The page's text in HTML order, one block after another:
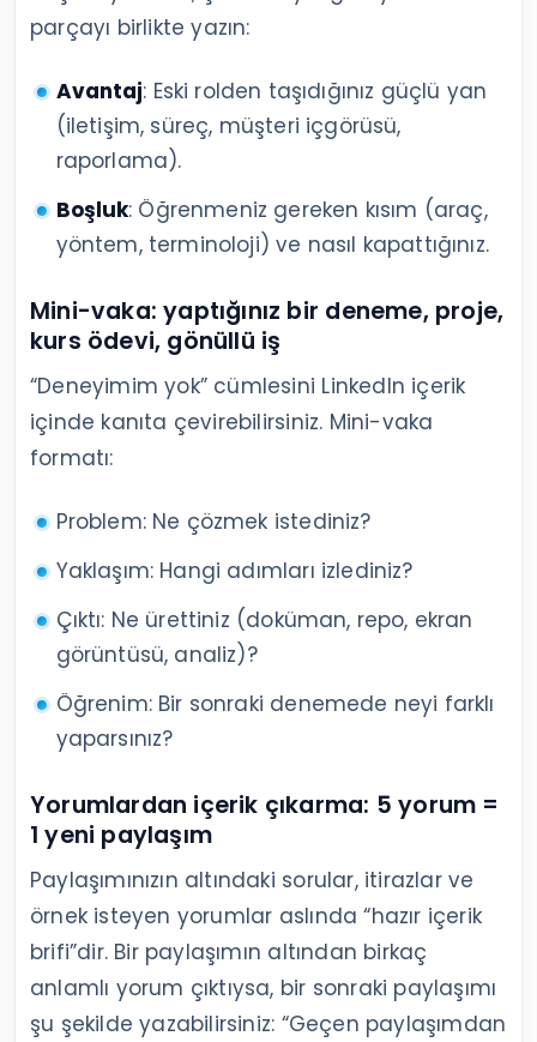
parçayı birlikte yazın:
Avantaj: Eski rolden taşıdığınız güçlü yan
(iletişim, süreç, müşteri içgörüsü,
raporlama).
Boşluk: Öğrenmeniz gereken kısım (araç,
yöntem, terminoloji) ve nasıl kapattığınız.
Mini-vaka: yaptığınız bir deneme, proje,
kurs ödevi, gönüllü iş
“Deneyimim yok” cümlesini LinkedIn içerik
içinde kanıta çevirebilirsiniz. Mini-vaka
formatı:
Problem: Ne çözmek istediniz?
Yaklaşım: Hangi adımları izlediniz?
Çıktı: Ne ürettiniz (doküman, repo, ekran
görüntüsü, analiz)?
Öğrenim: Bir sonraki denemede neyi farklı
yaparsınız?
Yorumlardan içerik çıkarma: 5 yorum =
1 yeni paylaşım
Paylaşımınızın altındaki sorular, itirazlar ve
örnek isteyen yorumlar aslında “hazır içerik
brifi”dir. Bir paylaşımın altından birkaç
anlamlı yorum çıktıysa, bir sonraki paylaşımı
şu şekilde yazabilirsiniz: “Geçen paylaşımdan